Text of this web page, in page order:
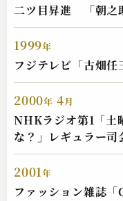
二ツ目昇進 「朝之
1999年
フジテレビ「古畑
2000年 4月
NHKラジオ第1「
な？」レギュラー司
2001年
ファッション雑誌